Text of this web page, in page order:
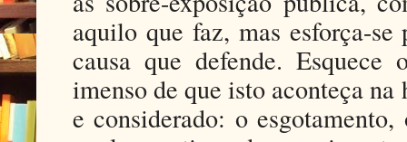
aquilo que faz, mas esforça-
causa que defende.
imenso de que isto aconteça
e considerado: o